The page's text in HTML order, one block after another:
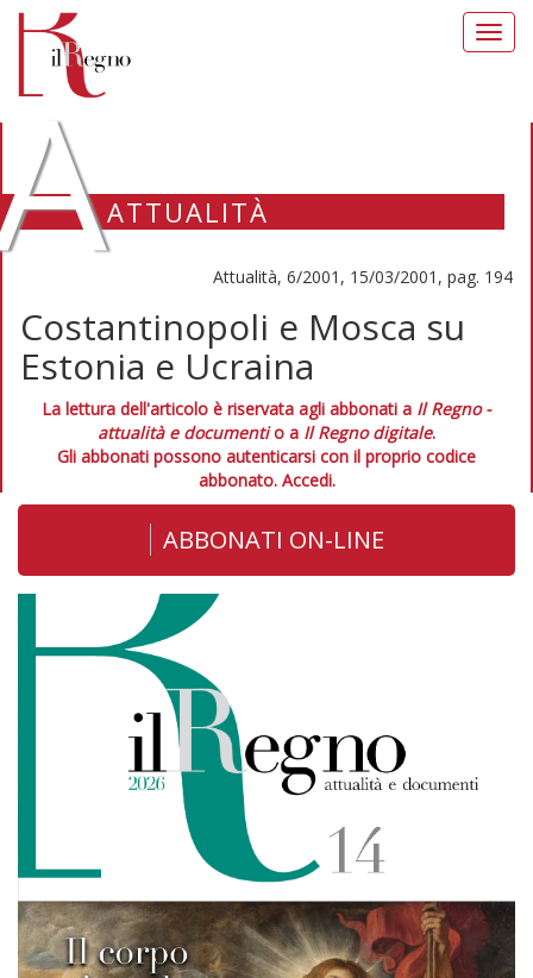
ATTUALITÀ
Attualità, 6/2001, 15/03/2001, pag. 194
Costantinopoli e Mosca su
Estonia e Ucraina
La lettura dell'articolo è riservata agli abbonati a Il Regno -
attualità e documentio a Il Regno digitale.
Gli abbonati possono autenticarsi con il proprio codice
abbonato. Accedi.
ABBONATI ON-LINE